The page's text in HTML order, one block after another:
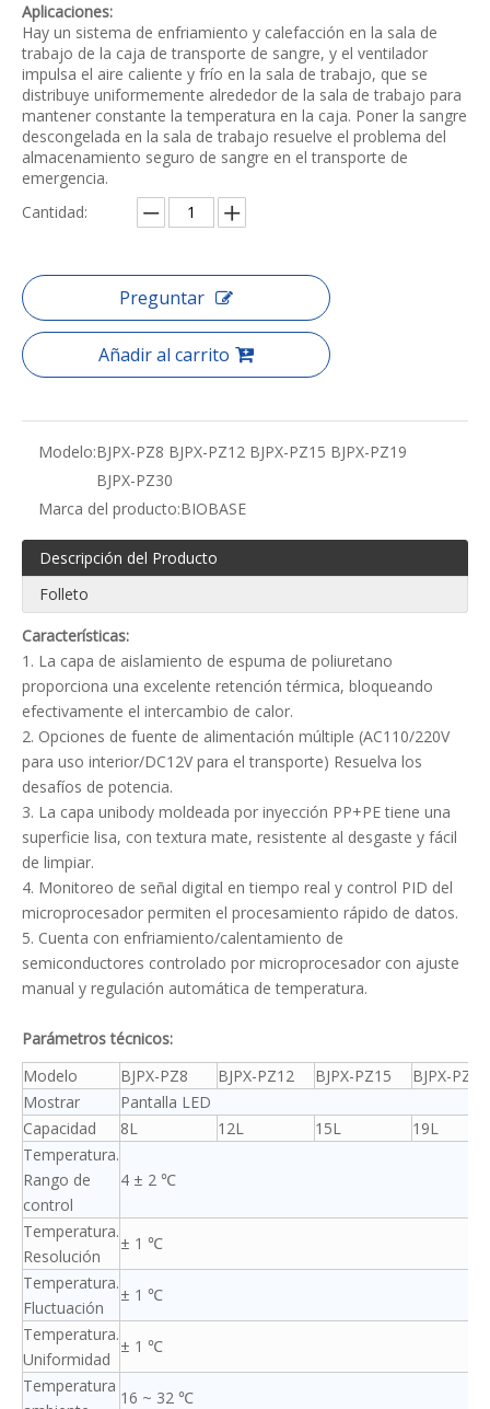
Aplicaciones:
Hay un sistema de enfriamiento y calefacción en la sala de
trabajo de la caja de transporte de sangre, y el ventilador
impulsa el aire caliente y frío en la sala de trabajo, que se
distribuye uniformemente alrededor de la sala de trabajo para
mantener constante la temperatura en la caja. Poner la sangre
descongelada en la sala de trabajo resuelve el problema del
almacenamiento seguro de sangre en el transporte de
emergencia.
Cantidad:
Preguntar
Añadir al carrito
Modelo:BJPX-PZ8 BJPX-PZ12 BJPX-PZ15 BJPX-PZ19
BJPX-PZ30
Marca del producto:BIOBASE
Descripción del Producto
Folleto
Características:
1. La capa de aislamiento de espuma de poliuretano
proporciona una excelente retención térmica, bloqueando
efectivamente el intercambio de calor.
2. Opciones de fuente de alimentación múltiple (AC110/220V
para uso interior/DC12V para el transporte) Resuelva los
desafíos de potencia.
3. La capa unibody moldeada por inyección PP+PE tiene una
superficie lisa, con textura mate, resistente al desgaste y fácil
de limpiar.
4. Monitoreo de señal digital en tiempo real y control PID del
microprocesador permiten el procesamiento rápido de datos.
5. Cuenta con enfriamiento/calentamiento de
semiconductores controlado por microprocesador con ajuste
manual y regulación automática de temperatura.
Parámetros técnicos:
Modelo
BJPX-PZ8 BJPX-PZ12 BJPX-PZ15
BJPX-PZ19
Mostrar
Pantalla LED
Capacidad
8L 12L 15L
19L
Temperatura.
Rango de
control
4 ± 2 ℃
Temperatura.
Resolución
± 1 ℃
Temperatura.
Fluctuación
± 1 ℃
Temperatura.
Uniformidad
± 1 ℃
Temperatura
16 ~ 32 ℃